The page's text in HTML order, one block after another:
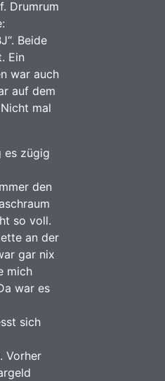
Drumrum
Beide
Ein
war auch
auf dem
mal
es zügig
den
so voll.
an der
gar nix
mich
war es
sich
Vorher